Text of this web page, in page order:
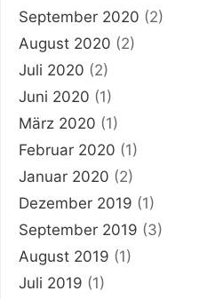
September 2020 (2)
August 2020 (2)
Juli 2020 (2)
Juni 2020 (1)
März 2020 (1)
Februar 2020 (1)
Januar 2020 (2)
Dezember 2019 (1)
September 2019 (3)
August 2019 (1)
Juli 2019 (1)